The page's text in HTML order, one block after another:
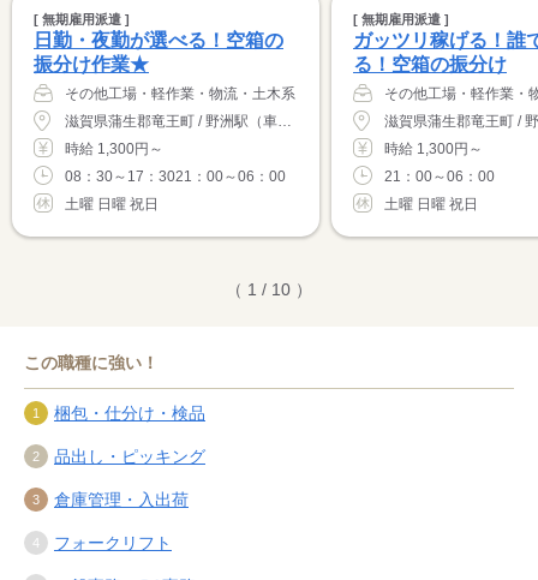
[ 無期雇用派遣 ]
日勤・夜勤が選べる！空箱の
振分け作業★
その他工場・軽作業・物流・土木系
滋賀県蒲生郡竜王町 / 野洲駅（車15分）
時給 1,300円～
08：30～17：3021：00～06：00
土曜 日曜 祝日
[ 無期雇用派遣 ]
ガッツリ稼げる！誰
る！空箱の振分け
その他工場・軽作業・
時給 1,300円～
21：00～06：00
土曜 日曜 祝日
（ 1 / 10 ）
この職種に強い！
梱包・仕分け・検品
品出し・ピッキング
倉庫管理・入出荷
フォークリフト